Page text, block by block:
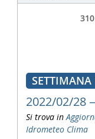
310
SETTIMANA
2022/02/28
Si trova in
Idrometeo Clima